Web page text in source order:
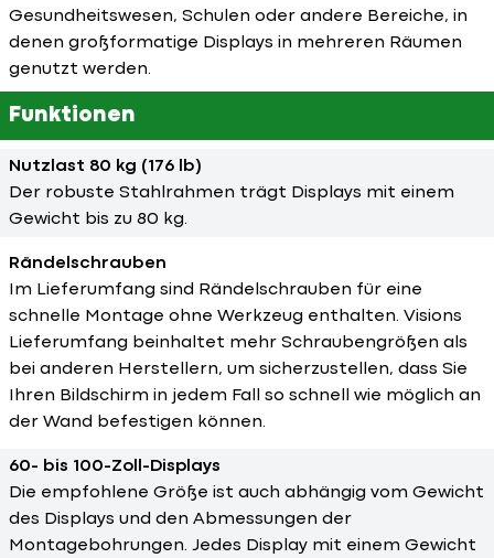
Gesundheitswesen, Schulen oder andere Bereiche, in
denen großformatige Displays in mehreren Räumen
genutzt werden.
Funktionen
Nutzlast 80 kg (176 lb)
Der robuste Stahlrahmen trägt Displays mit einem
Gewicht bis zu 80 kg.
Rändelschrauben
Im Lieferumfang sind Rändelschrauben für eine
schnelle Montage ohne Werkzeug enthalten. Visions
Lieferumfang beinhaltet mehr Schraubengrößen als
bei anderen Herstellern, um sicherzustellen, dass Sie
Ihren Bildschirm in jedem Fall so schnell wie möglich an
der Wand befestigen können.
60- bis 100-Zoll-Displays
Die empfohlene Größe ist auch abhängig vom Gewicht
des Displays und den Abmessungen der
Montagebohrungen. Jedes Display mit einem Gewicht